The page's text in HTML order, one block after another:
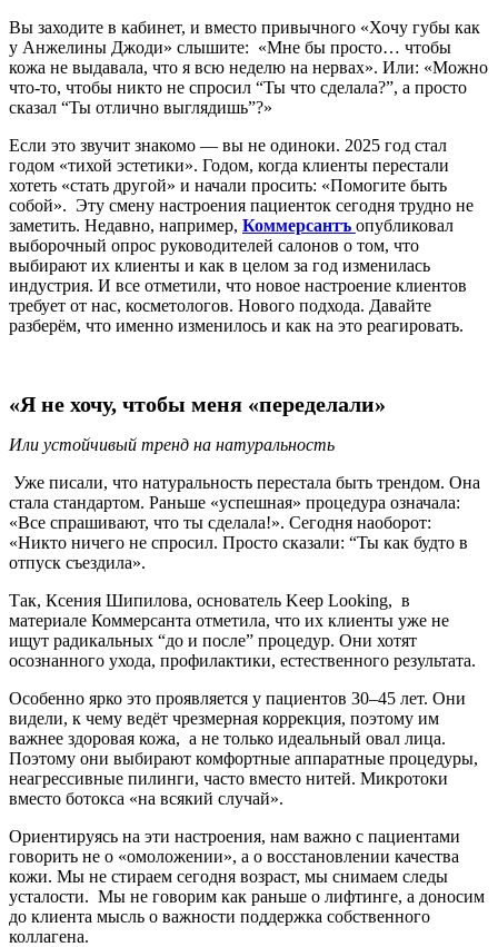
Вы заходите в кабинет, и вместо привычного «Хочу губы как
у Анжелины Джоди» слышите: «Мне бы просто… чтобы
кожа не выдавала, что я всю неделю на нервах». Или: «Можно
что-то, чтобы никто не спросил “Ты что сделала?”, а просто
сказал “Ты отлично выглядишь”?»
Если это звучит знакомо — вы не одиноки. 2025 год стал
годом «тихой эстетики». Годом, когда клиенты перестали
хотеть «стать другой» и начали просить: «Помогите быть
собой». Эту смену настроения пациенток сегодня трудно не
заметить. Недавно, например, Коммерсантъ опубликовал
выборочный опрос руководителей салонов о том, что
выбирают их клиенты и как в целом за год изменилась
индустрия. И все отметили, что новое настроение клиентов
требует от нас, косметологов. Нового подхода. Давайте
разберём, что именно изменилось и как на это реагировать.
«Я не хочу, чтобы меня «переделали»
Или устойчивый тренд на натуральность
Уже писали, что натуральность перестала быть трендом. Она
стала стандартом. Раньше «успешная» процедура означала:
«Все спрашивают, что ты сделала!». Сегодня наоборот:
«Никто ничего не спросил. Просто сказали: “Ты как будто в
отпуск съездила».
Так, Ксения Шипилова, основатель Keep Looking, в
материале Коммерсанта отметила, что их клиенты уже не
ищут радикальных “до и после” процедур. Они хотят
осознанного ухода, профилактики, естественного результата.
Особенно ярко это проявляется у пациентов 30–45 лет. Они
видели, к чему ведёт чрезмерная коррекция, поэтому им
важнее здоровая кожа, а не только идеальный овал лица.
Поэтому они выбирают комфортные аппаратные процедуры,
неагрессивные пилинги, часто вместо нитей. Микротоки
вместо ботокса «на всякий случай».
Ориентируясь на эти настроения, нам важно с пациентами
говорить не о «омоложении», а о восстановлении качества
кожи. Мы не стираем сегодня возраст, мы снимаем следы
усталости. Мы не говорим как раньше о лифтинге, а доносим
до клиента мысль о важности поддержка собственного
коллагена.